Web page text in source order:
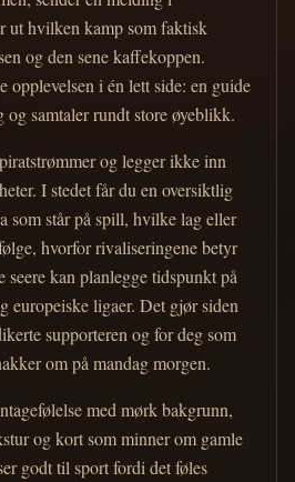
ut hvilken kamp som faktisk
og den sene kaffekoppen.
opplevelsen i én lett side: en guide
samtaler rundt store øyeblikk.
og legger ikke inn
I stedet får du en oversiktlig
som står på spill, hvilke lag eller
hvorfor rivaliseringene betyr
seere kan planlegge tidspunkt på
europeiske ligaer. Det gjør siden
supporteren og for deg som
om på mandag morgen.
med mørk bakgrunn,
og kort som minner om gamle
godt til sport fordi det føles